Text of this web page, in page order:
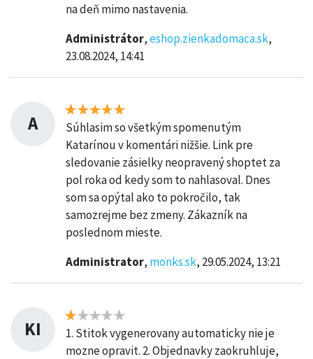
na deň mimo nastavenia.
Administrátor,eshop.zienkadomaca.sk,
23.08.2024, 14:41
A
Súhlasim so všetkým spomenutým
Katarínou v komentári nižšie. Link pre
sledovanie zásielky neopravený shoptet za
pol roka od kedy som to nahlasoval. Dnes
som sa opýtal ako to pokročilo, tak
samozrejme bez zmeny. Zákazník na
poslednom mieste.
Administrator, monks.sk, 29.05.2024, 13:21
KI
1. Stitok vygenerovany automaticky nie je
mozne opravit. 2. Objednavky zaokruhluje,